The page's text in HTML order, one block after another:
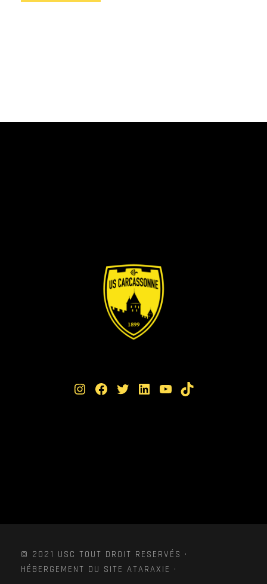
Instagram Facebook Twitter LinkedIn YouTube TikTok
© 2021 USC TOUT DROIT RESERVÉS ·
HÉBERGEMENT DU SITE ATARAXIE ·